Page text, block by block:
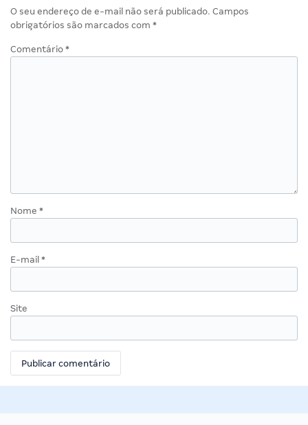
O seu endereço de e-mail não será publicado. Campos
obrigatórios são marcados com *
Comentário *
Nome *
E-mail *
Site